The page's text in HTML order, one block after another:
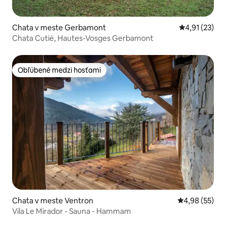
Chata v meste Gerbamont Priemerné
4,91 (23)
Chata Cutié, Hautes-Vosges Gerbamont
Obľúbené medzi hosťami
Obľúbené medzi hosťami
Chata v meste Ventron Priemerné
4,98 (55)
Vila Le Mirador - Sauna - Hammam